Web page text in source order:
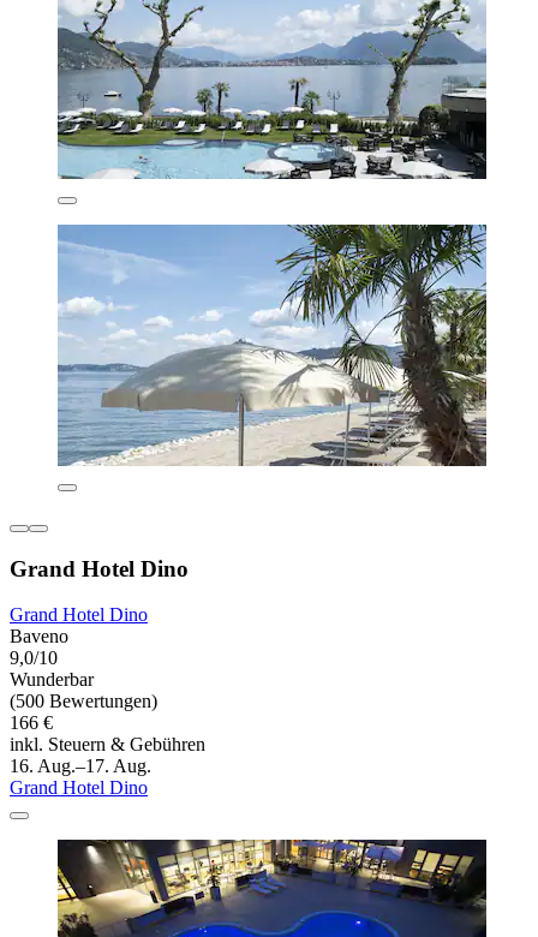
Grand Hotel Dino
Grand Hotel Dino
Baveno
9,0/10
Wunderbar
(500 Bewertungen)
166 €
inkl. Steuern & Gebühren
16. Aug.–17. Aug.
Grand Hotel Dino